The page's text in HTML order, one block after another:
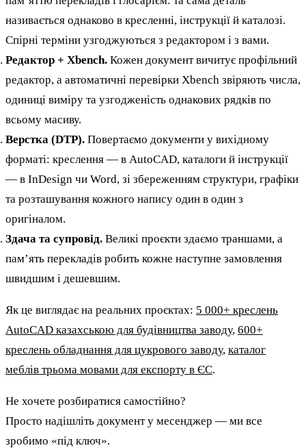
називається однаково в кресленні, інструкції й каталозі.
Спірні терміни узгоджуються з редактором і з вами.
Редактор + Xbench. Кожен документ вичитує профільний
редактор, а автоматичні перевірки Xbench звіряють числа,
одиниці виміру та узгодженість однакових рядків по
всьому масиву.
Верстка (DTP). Повертаємо документи у вихідному
форматі: креслення — в AutoCAD, каталоги й інструкції
— в InDesign чи Word, зі збереженням структури, графіки
та розташування кожного напису один в один з
оригіналом.
Здача та супровід. Великі проєкти здаємо траншами, а
памʼять перекладів робить кожне наступне замовлення
швидшим і дешевшим.
Як це виглядає на реальних проєктах: 5 000+ креслень
AutoCAD казахською для будівництва заводу, 600+
креслень обладнання для цукрового заводу, каталог
меблів трьома мовами для експорту в ЄС.
Не хочете розбиратися самостійно?
Просто надішліть документ у месенджер — ми все
зробимо «під ключ».